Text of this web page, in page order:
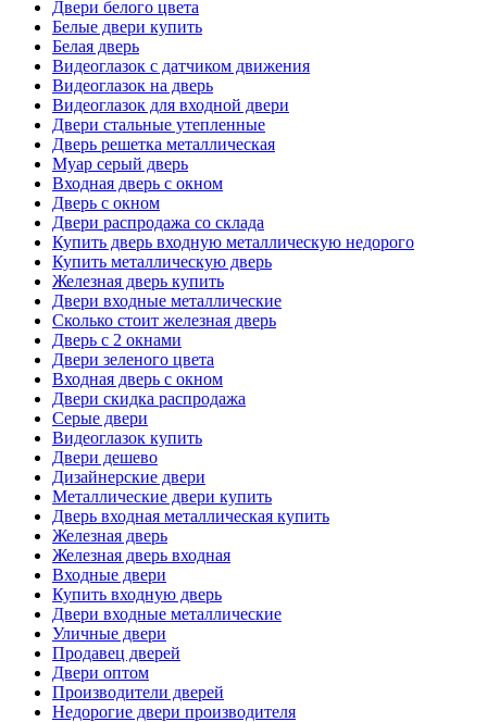
Двери белого цвета
Белые двери купить
Белая дверь
Видеоглазок с датчиком движения
Видеоглазок на дверь
Видеоглазок для входной двери
Двери стальные утепленные
Дверь решетка металлическая
Муар серый дверь
Входная дверь с окном
Дверь с окном
Двери распродажа со склада
Купить дверь входную металлическую недорого
Купить металлическую дверь
Железная дверь купить
Двери входные металлические
Сколько стоит железная дверь
Дверь с 2 окнами
Двери зеленого цвета
Входная дверь с окном
Двери скидка распродажа
Серые двери
Видеоглазок купить
Двери дешево
Дизайнерские двери
Металлические двери купить
Дверь входная металлическая купить
Железная дверь
Железная дверь входная
Входные двери
Купить входную дверь
Двери входные металлические
Уличные двери
Продавец дверей
Двери оптом
Производители дверей
Недорогие двери производителя